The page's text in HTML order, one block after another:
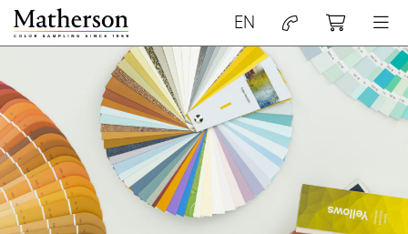
EN